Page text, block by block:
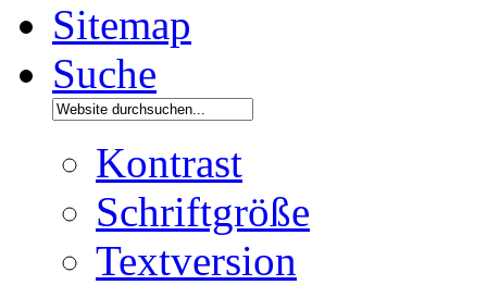
Sitemap
Suche
Kontrast
Schriftgröße
Textversion